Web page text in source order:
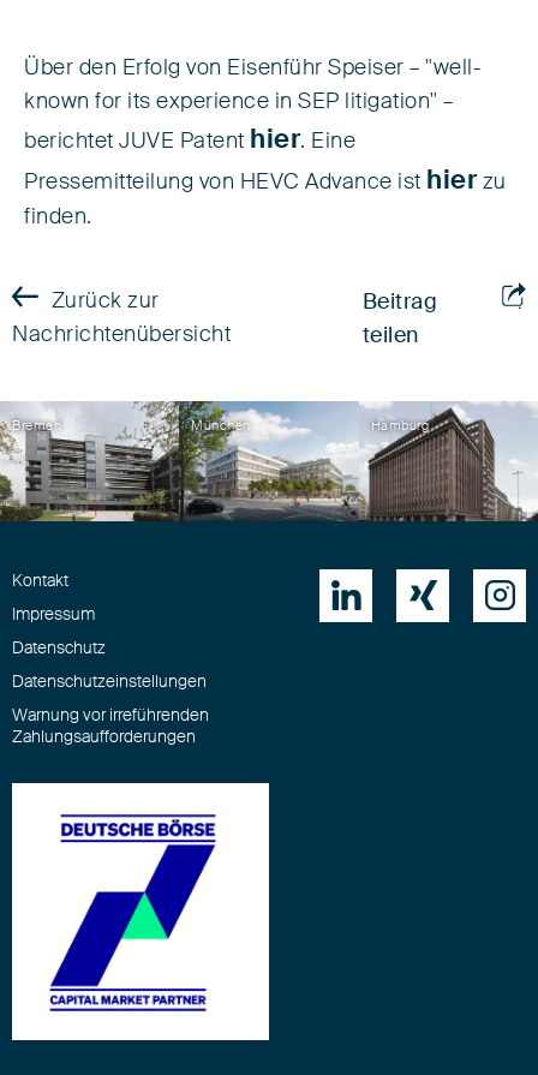
Über den Erfolg von Eisenführ Speiser – "well-
known for its experience in SEP litigation" –
berichtet JUVE Patent hier. Eine
Pressemitteilung von HEVC Advance ist hierzu
finden.
Zurück zur
Nachrichtenübersicht
Beitrag
teilen
Bremen München Hamburg
Kontakt
Impressum
Datenschutz
Datenschutzeinstellungen
Warnung vor irreführenden
Zahlungsaufforderungen
  